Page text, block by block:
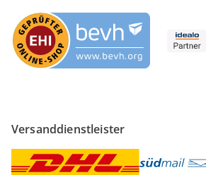
Versanddienstleister